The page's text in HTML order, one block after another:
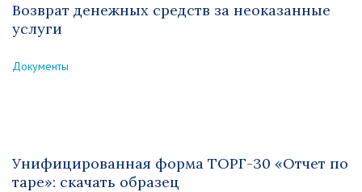
Возврат денежных средств за неоказанные
услуги
Документы
Унифицированная форма ТОРГ-30 «Отчет по
таре»: скачать образец